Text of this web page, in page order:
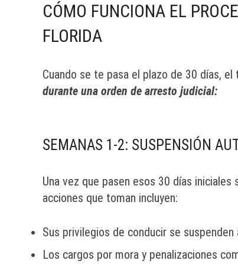
CÓMO FUNCIONA EL
FLORIDA
Cuando se te pasa el plazo de 30 días,
durante una orden de arresto judicial:
SEMANAS 1-2: SUSPENSIÓN
Una vez que pasen esos 30 días iniciales
acciones que toman incluyen:
Sus privilegios de conducir se
Los cargos por mora y penalizaciones